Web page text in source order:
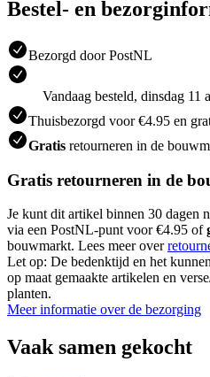
Bestel- en
Bezorgd door PostNL
Vandaag besteld, dinsdag 11
Thuisbezorgd voor €4.95 en
Gratis retourneren in de
Gratis retourneren in de
Je kunt dit artikel binnen 30 dagen
via een PostNL-punt voor €4.95 of
bouwmarkt. Lees meer over
Let op: De bedenktijd en het
op maat gemaakte artikelen en
planten.
Meer informatie over de bezorging
Vaak samen gekocht